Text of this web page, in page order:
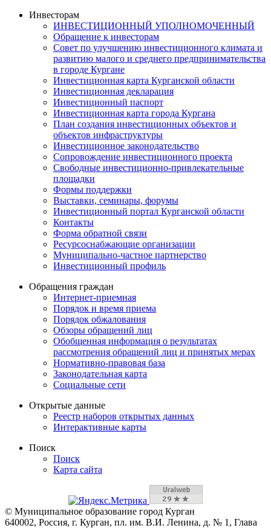
Инвесторам
ИНВЕСТИЦИОННЫЙ УПОЛНОМОЧЕННЫЙ
Обращение к инвесторам
Совет по улучшению инвестиционного климата и
развитию малого и среднего предпринимательства
в городе Кургане
Инвестиционная карта Курганской области
Инвестиционная декларация
Инвестиционный паспорт
Инвестиционная карта города Кургана
План создания инвестиционных объектов и
объектов инфраструктуры
Инвестиционное законодательство
Сопровождение инвестиционного проекта
Свободные инвестиционно-привлекательные
площадки
Формы поддержки
Выставки, семинары, форумы
Инвестиционный портал Курганской области
Контакты
Форма обратной связи
Ресурсоснабжающие организации
Муниципально-частное партнерство
Инвестиционный профиль
Обращения граждан
Интернет-приемная
Порядок и время приема
Порядок обжалования
Обзоры обращений лиц
Обобщенная информация о результатах
рассмотрения обращений лиц и принятых мерах
Нормативно-правовая база
Законодательная карта
Социальные сети
Открытые данные
Реестр наборов открытых данных
Интерактивные карты
Поиск
Поиск
Карта сайта
© Муниципальное образование город Курган
640002, Россия, г. Курган, пл. им. В.И. Ленина, д. № 1, Глава